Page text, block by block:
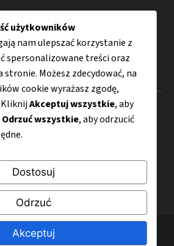
CyfroweWlaczenie.pl
użytkowników
nam ulepszać korzystanie z
spersonalizowane treści oraz
Możesz zdecydować, na
cookie wyrażasz zgodę,
KliknijAkceptuj wszystkie, aby
Odrzuć wszystkie, aby odrzucić
Dostosuj
Odrzuć
Akceptuj